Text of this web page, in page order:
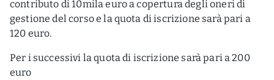
contributo di 10mila euro a copertura degli oneri di
gestione del corso e la quota di iscrizione sarà pari a
120 euro.
Per i successivi la quota di iscrizione sarà pari a 200
euro